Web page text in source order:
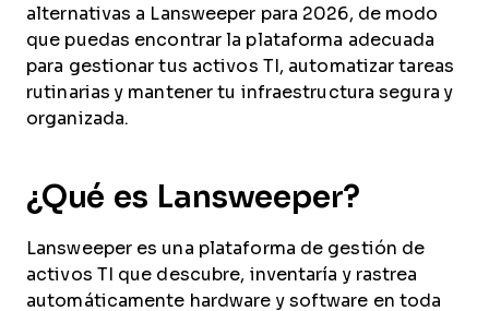
alternativas a Lansweeper para 2026, de modo
que puedas encontrar la plataforma adecuada
para gestionar tus activos TI, automatizar tareas
rutinarias y mantener tu infraestructura segura y
organizada.
¿Qué es Lansweeper?
Lansweeper es una plataforma de gestión de
activos TI que descubre, inventaría y rastrea
automáticamente hardware y software en toda